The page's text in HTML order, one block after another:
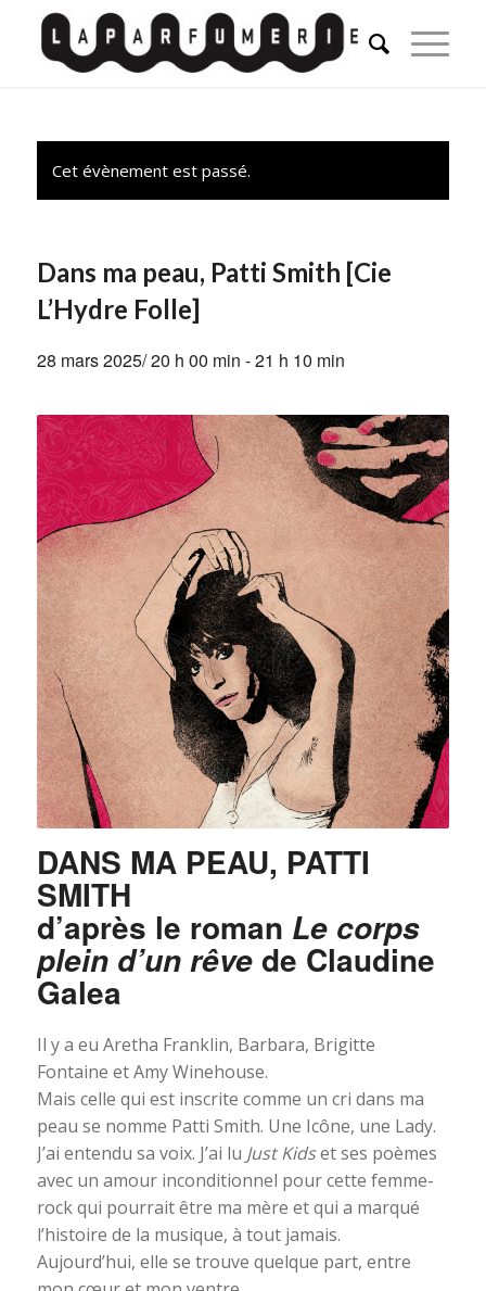
Cet évènement est passé.
Dans ma peau, Patti Smith [Cie
L’Hydre Folle]
28 mars 2025/ 20 h 00 min -21 h 10 min
DANS MA PEAU, PATTI
SMITH
d’après le roman Le corps
plein d’un rêvede Claudine
Galea
Il y a eu Aretha Franklin, Barbara, Brigitte
Fontaine et Amy Winehouse.
Mais celle qui est inscrite comme un cri dans ma
peau se nomme Patti Smith. Une Icône, une Lady.
J’ai entendu sa voix. J’ai lu Just Kidset ses poèmes
avec un amour inconditionnel pour cette femme-
rock qui pourrait être ma mère et qui a marqué
l’histoire de la musique, à tout jamais.
Aujourd’hui, elle se trouve quelque part, entre